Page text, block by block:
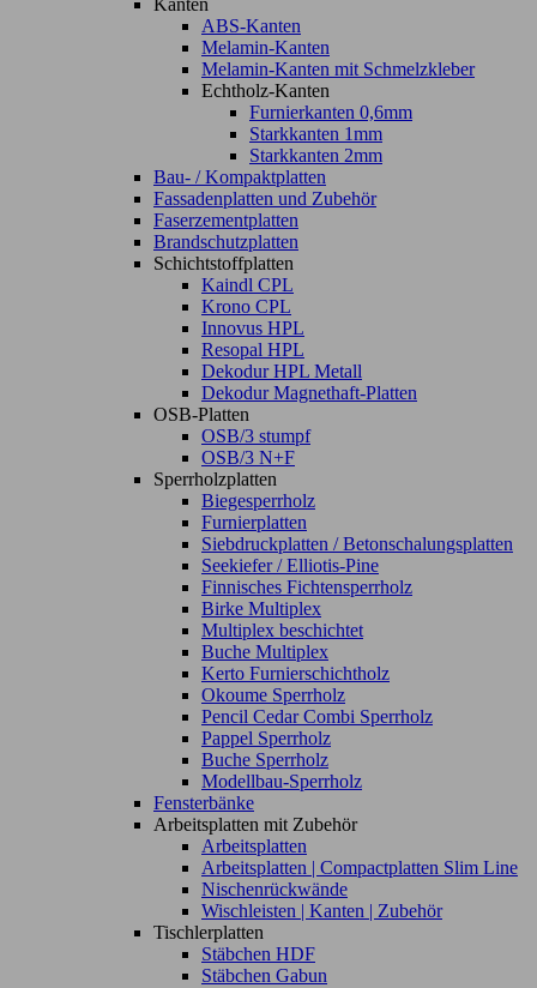
Kanten
ABS-Kanten
Melamin-Kanten
Melamin-Kanten mit Schmelzkleber
Echtholz-Kanten
Furnierkanten 0,6mm
Starkkanten 1mm
Starkkanten 2mm
Bau- / Kompaktplatten
Fassadenplatten und Zubehör
Faserzementplatten
Brandschutzplatten
Schichtstoffplatten
Kaindl CPL
Krono CPL
Innovus HPL
Resopal HPL
Dekodur HPL Metall
Dekodur Magnethaft-Platten
OSB-Platten
OSB/3 stumpf
OSB/3 N+F
Sperrholzplatten
Biegesperrholz
Furnierplatten
Siebdruckplatten / Betonschalungsplatten
Seekiefer / Elliotis-Pine
Finnisches Fichtensperrholz
Birke Multiplex
Multiplex beschichtet
Buche Multiplex
Kerto Furnierschichtholz
Okoume Sperrholz
Pencil Cedar Combi Sperrholz
Pappel Sperrholz
Buche Sperrholz
Modellbau-Sperrholz
Fensterbänke
Arbeitsplatten mit Zubehör
Arbeitsplatten
Arbeitsplatten | Compactplatten Slim Line
Nischenrückwände
Wischleisten | Kanten | Zubehör
Tischlerplatten
Stäbchen HDF
Stäbchen Gabun